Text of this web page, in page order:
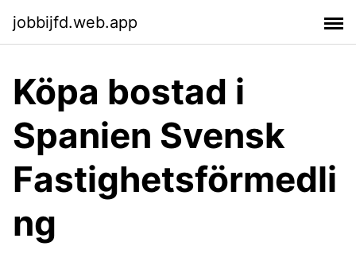
jobbijfd.web.app
Köpa bostad i
Spanien Svensk
Fastighetsförmedli
ng